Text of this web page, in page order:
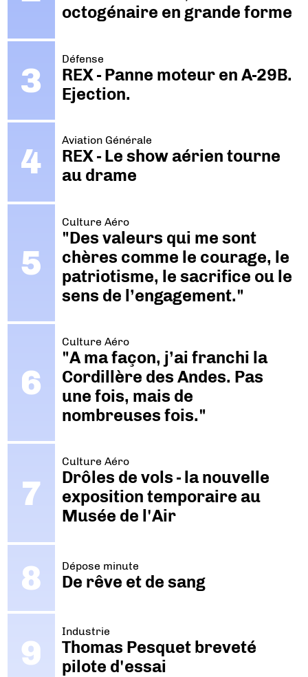
octogénaire en grande forme
Défense
REX - Panne moteur en A-29B.
Ejection.
Aviation Générale
REX - Le show aérien tourne
au drame
Culture Aéro
"Des valeurs qui me sont
chères comme le courage, le
patriotisme, le sacrifice ou le
sens de l’engagement."
Culture Aéro
"A ma façon, j’ai franchi la
Cordillère des Andes. Pas
une fois, mais de
nombreuses fois."
Culture Aéro
Drôles de vols - la nouvelle
exposition temporaire au
Musée de l'Air
Dépose minute
De rêve et de sang
Industrie
Thomas Pesquet breveté
pilote d'essai